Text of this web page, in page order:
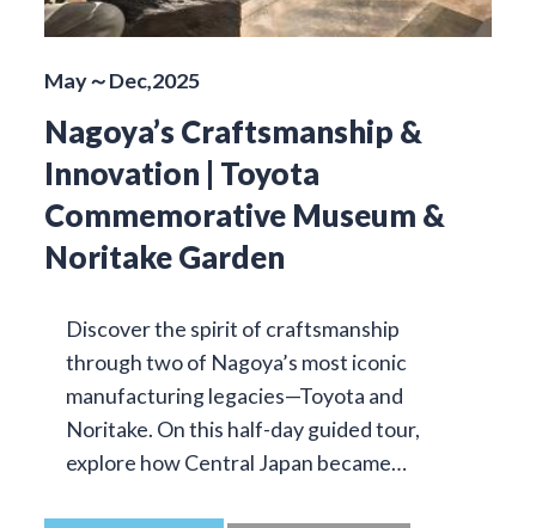
May～Dec,2025
Nagoya’s Craftsmanship &
Innovation | Toyota
Commemorative Museum &
Noritake Garden
Discover the spirit of craftsmanship
through two of Nagoya’s most iconic
manufacturing legacies—Toyota and
Noritake. On this half-day guided tour,
explore how Central Japan became…